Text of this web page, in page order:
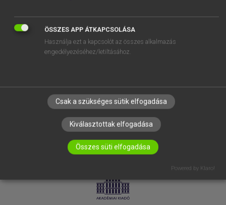
RÓLUNK
ELÉRHETŐSÉG
SÜTI BEÁLLÍTÁSOK
LICENCSZERZŐDÉS ADATVÉDELEM
ÖSSZES APP ÁTKAPCSOLÁSA
Használja ezt a kapcsolót az összes alkalmazás
engedélyezéséhez/letiltásához.
Csak a szükséges sütik elfogadása
Kiválasztottak elfogadása
Összes süti elfogadása
Powered by Klaro!